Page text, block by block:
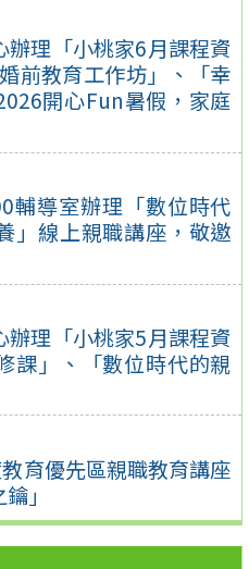
理「小桃家6月課程資
前教育工作坊」、「幸
開心Fun暑假，家庭
輔導室辦理「數位時代
」線上親職講座，敬邀
理「小桃家5月課程資
課」、「數位時代的親
育優先區親職教育講座
」